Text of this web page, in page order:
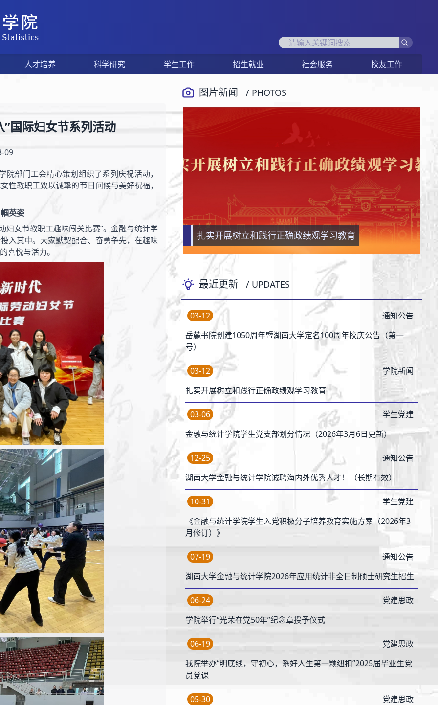
人才培养 科学研究 学生工作 招生就业 社会服务 校友工作
国际妇女节系列活动
09
部门工会精心策划组织了系列庆祝活动，
性教职工致以诚挚的节日问候与美好祝福，
英姿
妇女节教职工趣味闯关比赛”。金融与统计学
入其中。大家默契配合、奋勇争先，在趣味
喜悦与活力。
图片新闻 / PHOTOS
扎实开展树立和践行正确政绩观学习教育
扎实开展树立和践行正确政绩观学习教育
扎实开展树立和践行正确政绩观学习教育
最近更新 / UPDATES
03-12
通知公告
岳麓书院创建1050周年暨湖南大学定名100周年校庆公告（第一
号）
03-12
学院新闻
扎实开展树立和践行正确政绩观学习教育
03-06
学生党建
金融与统计学院学生党支部划分情况（2026年3月6日更新）
12-25
通知公告
湖南大学金融与统计学院诚聘海内外优秀人才！（长期有效）
10-31
学生党建
《金融与统计学院学生入党积极分子培养教育实施方案（2026年3
月修订）》
07-19
通知公告
湖南大学金融与统计学院2026年应用统计非全日制硕士研究生招生
06-24
党建思政
学院举行“光荣在党50年”纪念章授予仪式
06-19
党建思政
我院举办“明底线，守初心，系好人生第一颗纽扣”2025届毕业生党
员党课
05-30
党建思政